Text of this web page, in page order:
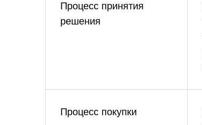
Процесс принятия
решения
Процесс покупки